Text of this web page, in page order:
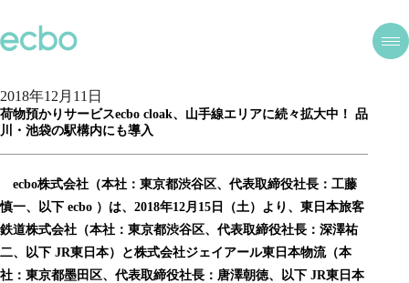
2018年12月11日
荷物預かりサービスecbo cloak、山手線エリアに続々拡大中！ 品
川・池袋の駅構内にも導入
ecbo株式会社（本社：東京都渋谷区、代表取締役社長：工藤
慎一、以下 ecbo ）は、2018年12月15日（土）より、東日本旅客
鉄道株式会社（本社：東京都渋谷区、代表取締役社長：深澤祐
二、以下 JR東日本）と株式会社ジェイアール東日本物流（本
社：東京都墨田区、代表取締役社長：唐澤朝徳、以下 JR東日本